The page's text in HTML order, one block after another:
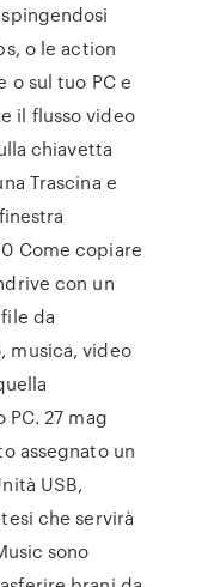
o le action
o sul tuo PC e
il flusso video
chiavetta
Trascina e
Come copiare
con un
da
musica, video
27 mag
assegnato un
USB,
che servirà
sono